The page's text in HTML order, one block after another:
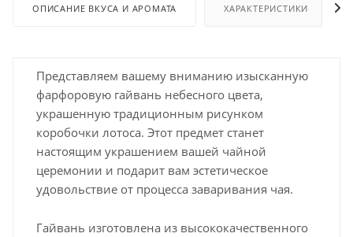
ОПИСАНИЕ ВКУСА И АРОМАТА ХАРАКТЕРИСТИКИ
Представляем вашему вниманию изысканную
фарфоровую гайвань небесного цвета,
украшенную традиционным рисунком
коробочки лотоса. Этот предмет станет
настоящим украшением вашей чайной
церемонии и подарит вам эстетическое
удовольствие от процесса заваривания чая.
Гайвань изготовлена из высококачественного